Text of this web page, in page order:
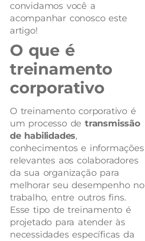
convidamos você a
acompanhar conosco este
artigo!
O que é
treinamento
corporativo
O treinamento corporativo é
um processo detransmissão
de habilidades,
conhecimentos e informações
relevantes aos colaboradores
da sua organização para
melhorar seu desempenho no
trabalho, entre outros fins.
Esse tipo de treinamento é
projetado para atender às
necessidades específicas da